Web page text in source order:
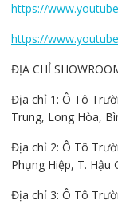
https://
https://
ĐỊA CHỈ
Địa chỉ 1: Ô Tô
Trung, Long Hòa,
Địa chỉ 2: Ô Tô
Phụng Hiệp, T. Hậu
Địa chỉ 3: Ô Tô